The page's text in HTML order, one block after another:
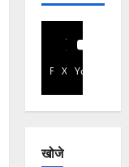
Facebook
X YouTube
खोजे